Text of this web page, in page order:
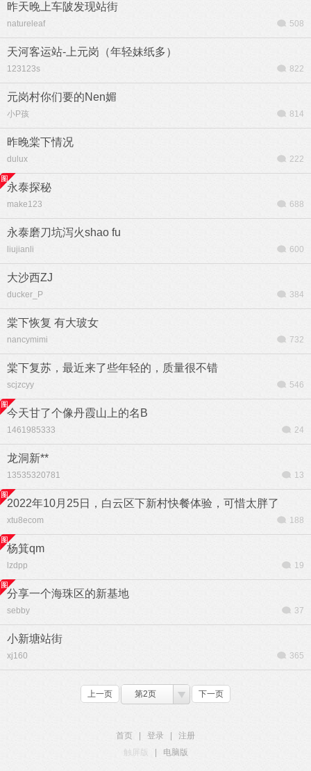
昨天晚上车陂发现站街
natureleaf 508
天河客运站-上元岗（年轻妹纸多）
123123s 822
元岗村你们要的Nen媚
小P孩 814
昨晚棠下情况
dulux 222
永泰探秘
make123 688
永泰磨刀坑泻火shao fu
liujianli 600
大沙西ZJ
ducker_P 384
棠下恢复 有大玻女
nancymimi 732
棠下复苏，最近来了些年轻的，质量很不错
scjzcyy 546
今天甘了个像丹霞山上的名B
1461985333 24
龙洞新**
13535320781 13
2022年10月25日，白云区下新村快餐体验，可惜太胖了
xtu8ecom 188
杨箕qm
lzdpp 19
分享一个海珠区的新基地
sebby 37
小新塘站街
xj160 365
上一页 第2页 下一页
首页 登录
注册
触屏版
电脑版